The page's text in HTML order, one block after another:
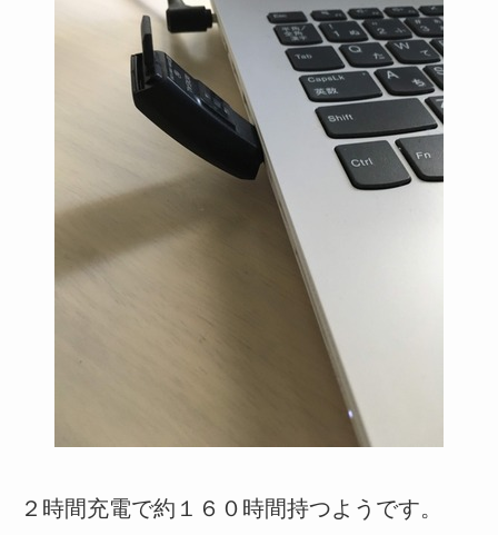
２時間充電で約１６０時間持つようです。